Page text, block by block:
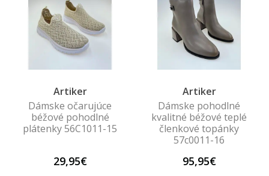
Artiker
Dámske očarujúce
béžové pohodlné
plátenky 56C1011-15
29,95€
Artiker
Dámske pohodlné
kvalitné béžové teplé
členkové topánky
57c0011-16
95,95€